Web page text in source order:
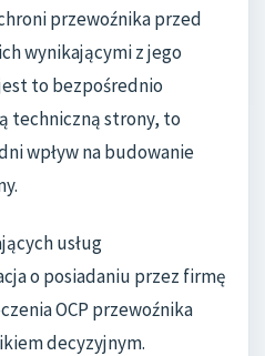
przewoźnika przed
wynikającymi z jego
to bezpośrednio
techniczną strony, to
wpływ na budowanie
usług
o posiadaniu przez firmę
OCP przewoźnika
decyzyjnym.